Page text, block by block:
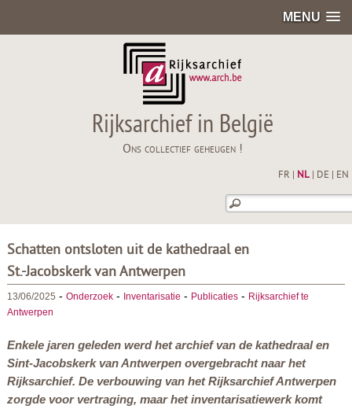
MENU
Rijksarchief in België
Ons collectief geheugen !
FR NL| DE EN
Schatten ontsloten uit de kathedraal en
St.-Jacobskerk van Antwerpen
13/06/2025 - Onderzoek- Inventarisatie - Publicaties- Rijksarchief te
Antwerpen
Enkele jaren geleden werd het archief van de kathedraal en
Sint-Jacobskerk van Antwerpen overgebracht naar het
Rijksarchief. De verbouwing van het Rijksarchief Antwerpen
zorgde voor vertraging, maar het inventarisatiewerk komt